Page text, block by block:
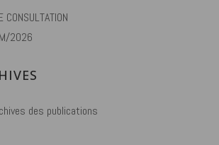
CONSULTATION
2026
des publications